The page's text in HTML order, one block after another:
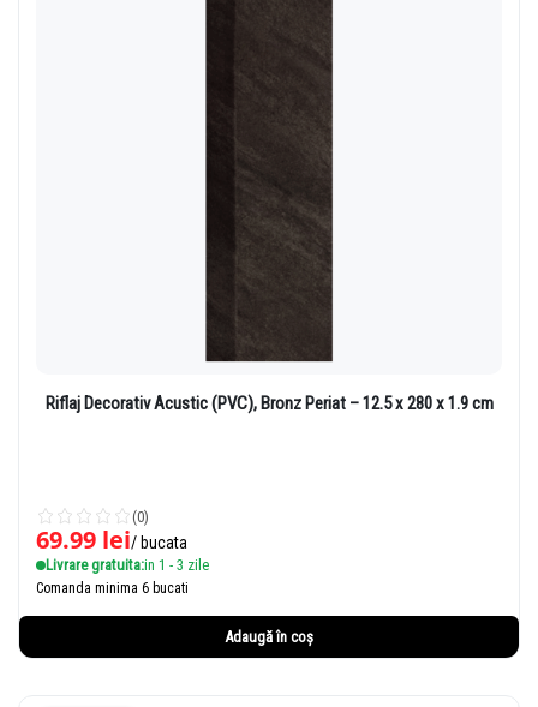
Riflaj Decorativ Acustic (PVC), Bronz Periat – 12.5 x 280 x 1.9 cm
(0)
69.99 lei/ bucata
Livrare gratuita:in 1 - 3 zile
Comanda minima 6 bucati
Adaugă în coș